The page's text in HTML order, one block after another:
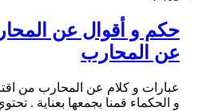
عن المحارب
عبارات و كلام عن المحارب من
و الحكماء قمنا بجمعها بعناية .